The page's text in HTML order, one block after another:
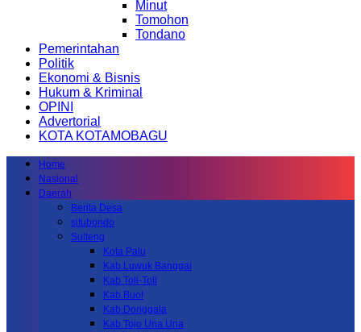
Minut
Tomohon
Tondano
Pemerintahan
Politik
Ekonomi & Bisnis
Hukum & Kriminal
OPINI
Advertorial
KOTA KOTAMOBAGU
Home
Nasional
Daerah
Berita Desa
situbondo
Sulteng
Kota Palu
Kab.Luwuk Banggai
Kab.Toli-Toli
Kab.Buol
Kab.Donggala
Kab Tojo Una Una